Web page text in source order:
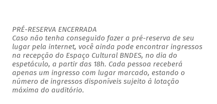
PRÉ-RESERVA ENCERRADA
Caso não tenha conseguido fazer a pré-reserva de seu
lugar pela internet, você ainda pode encontrar ingressos
na recepção do Espaço Cultural BNDES, no dia do
espetáculo, a partir das 18h. Cada pessoa receberá
apenas um ingresso com lugar marcado, estando o
número de ingressos disponíveis sujeito à lotação
máxima do auditório.